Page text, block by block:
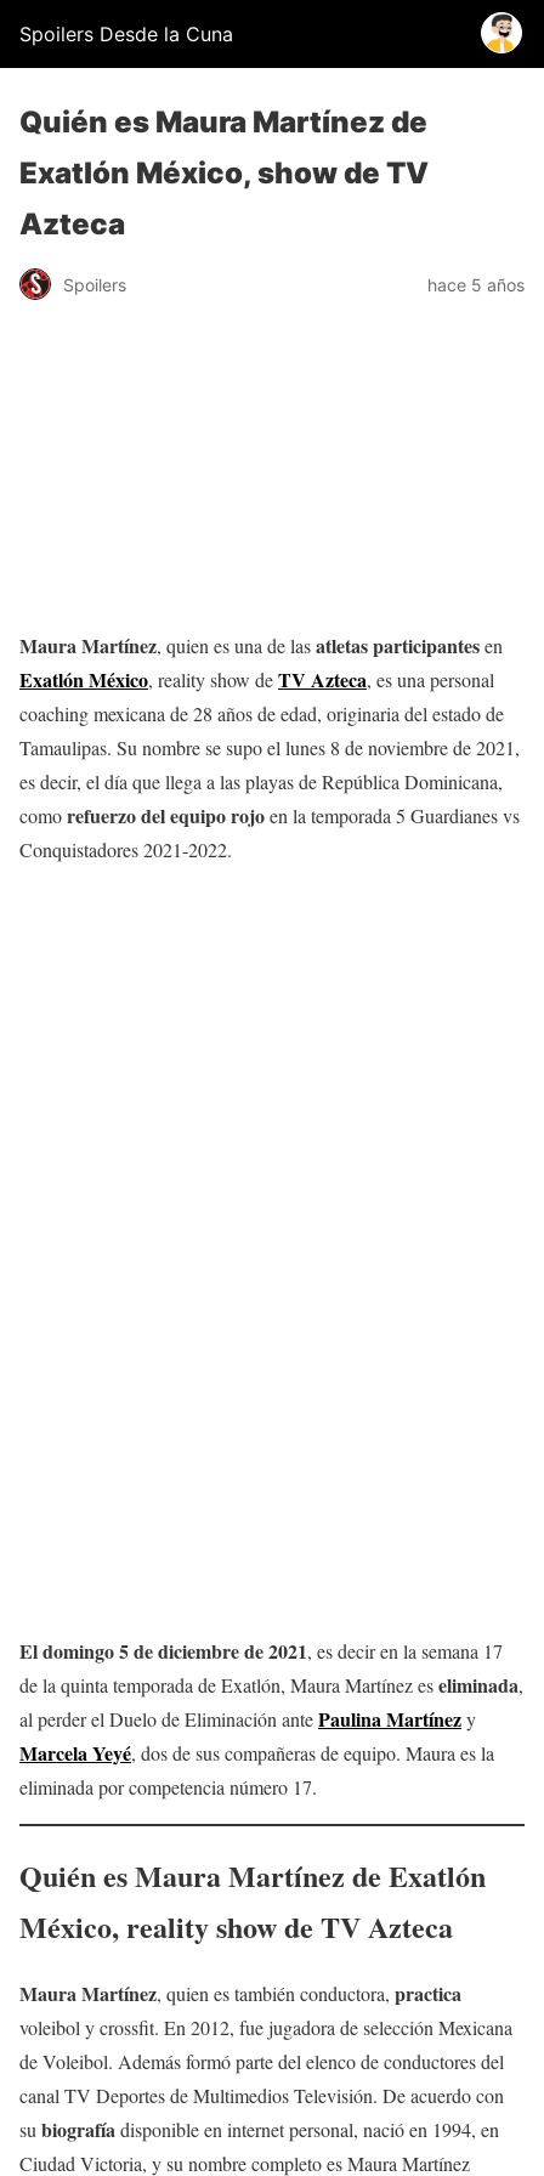
Spoilers Desde la Cuna
Quién es Maura Martínez de
Exatlón México, show de TV
Azteca
Spoilers hace 5 años
Maura Martínez, quien es una de lasatletas participantesen
Exatlón México, reality show deTV Azteca, es una personal
coaching mexicana de 28 años de edad, originaria del estado de
Tamaulipas. Su nombre se supo el lunes 8 de noviembre de 2021,
es decir, el día que llega a las playas de República Dominicana,
comorefuerzo del equipo rojoen la temporada 5 Guardianes vs
Conquistadores 2021-2022.
El domingo 5 de diciembre de 2021, es decir en la semana 17
de la quinta temporada de Exatlón, Maura Martínez eseliminada,
al perder el Duelo de Eliminación antePaulina Martínezy
Marcela Yeyé, dos de sus compañeras de equipo. Maura es la
eliminada por competencia número 17.
Quién esMaura Martínez de Exatlón
México, reality show de TV Azteca
Maura Martínez, quien es también conductora, practica
voleibol y crossfit. En 2012, fue jugadora de selección Mexicana
de Voleibol. Además formó parte del elenco de conductores del
canal TV Deportes de Multimedios Televisión. De acuerdo con
su biografíadisponible en internet personal, nació en 1994, en
Ciudad Victoria, y su nombre completo es Maura Martínez